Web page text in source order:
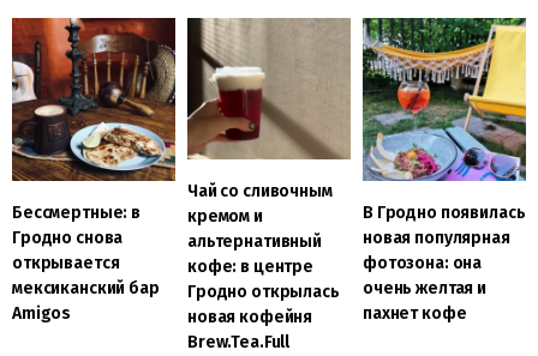
Бессмертные: в
Гродно снова
открывается
мексиканский бар
Amigos
Чай со сливочным
кремом и
альтернативный
кофе: в центре
Гродно открылась
новая кофейня
Brew.Tea.Full
В Гродно появилась
новая популярная
фотозона: она
очень желтая и
пахнет кофе